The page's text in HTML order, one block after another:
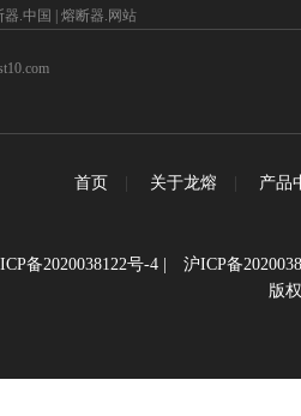
.中国 熔断器.网站
首页 关于龙熔 产品
备2020038122号-4| 沪ICP备
版